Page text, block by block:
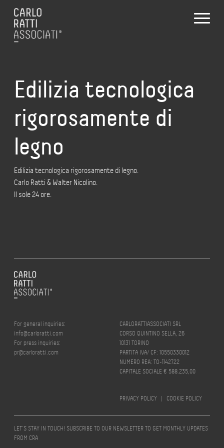
Edilizia tecnologica
rigorosamente di
legno
Edilizia tecnologica rigorosamente di legno.
Carlo Ratti & Walter Nicolino.
Il sole 24 ore.
For general inquiries:
info@carloratti.com
For press inquiries:
pr@carloratti.com
CARLORATTIASSOCIATI SRL
CORSO QUINTINO SELLA, 26
10131 TORINO
PARTITA IVA/ CF: 10550330012
NUMERO REA: TO-1142722
CAPITALE SOCIALE € 588.235,00
PRIVACY POLICY | COOKIE POLICY
LET’S STAY IN TOUCH! SUBSCRIBE TO OUR NEWSLETTER TO GET MONTHLY UPDATES
FROM CRA